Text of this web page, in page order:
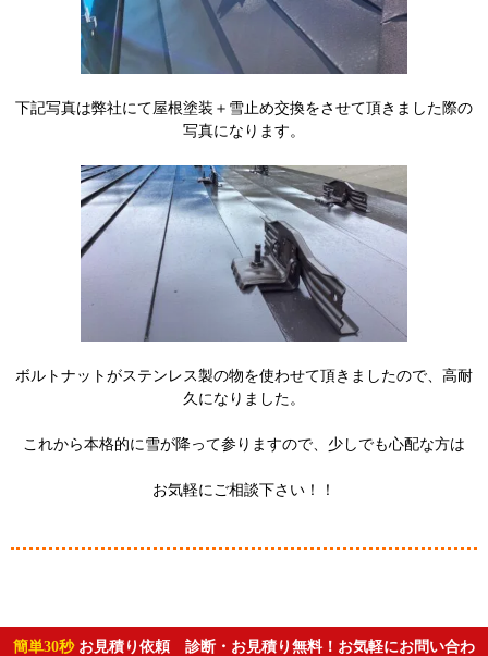
下記写真は弊社にて屋根塗装＋雪止め交換をさせて頂きました際の
写真になります。
ボルトナットがステンレス製の物を使わせて頂きましたので、高耐
久になりました。
これから本格的に雪が降って参りますので、少しでも心配な方は
お気軽にご相談下さい！！
簡単30秒 お見積り依頼 診断・お見積り無料！お気軽にお問い合わ